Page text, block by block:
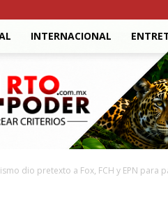
INTERNACIONAL
dio pretexto a Fox, FCH y EPN para